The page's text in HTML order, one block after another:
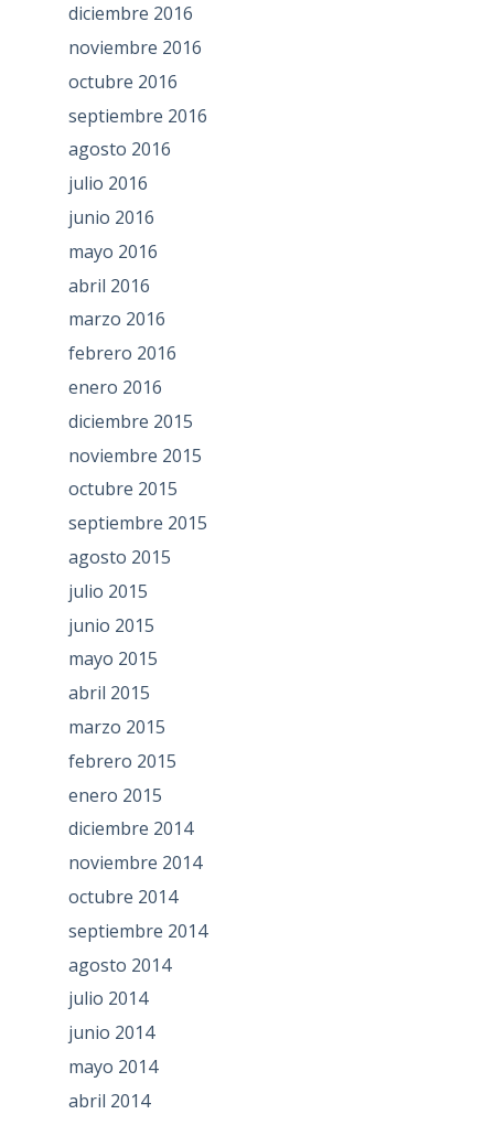
diciembre 2016
noviembre 2016
octubre 2016
septiembre 2016
agosto 2016
julio 2016
junio 2016
mayo 2016
abril 2016
marzo 2016
febrero 2016
enero 2016
diciembre 2015
noviembre 2015
octubre 2015
septiembre 2015
agosto 2015
julio 2015
junio 2015
mayo 2015
abril 2015
marzo 2015
febrero 2015
enero 2015
diciembre 2014
noviembre 2014
octubre 2014
septiembre 2014
agosto 2014
julio 2014
junio 2014
mayo 2014
abril 2014